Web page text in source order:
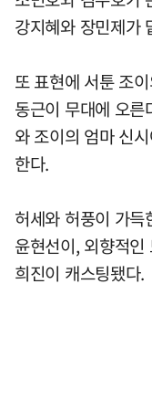
강지혜와 장민제가
또 표현에 서툰 조
동근이 무대에 오
와 조이의 엄마 신
한다.
허세와 허풍이 가
윤현선이, 외향적
희진이 캐스팅됐다.